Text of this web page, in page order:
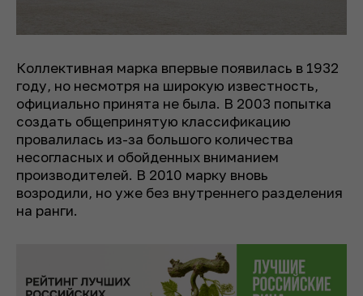
Коллективная марка впервые появилась в 1932
году, но несмотря на широкую известность,
официально принята не была. В 2003 попытка
создать общепринятую классификацию
провалилась из-за большого количества
несогласных и обойденных вниманием
производителей. В 2010 марку вновь
возродили, но уже без внутреннего разделения
на ранги.